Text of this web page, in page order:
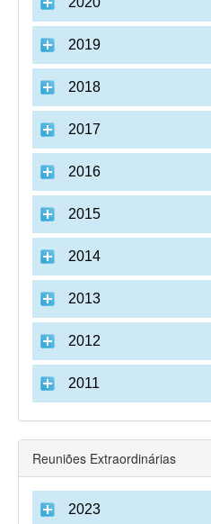
2019
2018
2017
2016
2015
2014
2013
2012
2011
Reuniões Extraordinárias
2023